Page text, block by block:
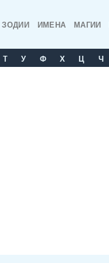
ЗОДИИ ИМЕНА МАГИИ
T У Ф Х Ц Ч